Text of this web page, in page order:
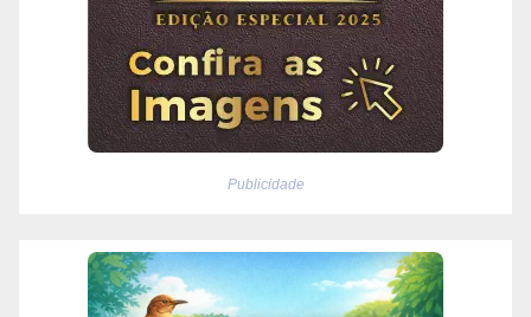
Publicidade